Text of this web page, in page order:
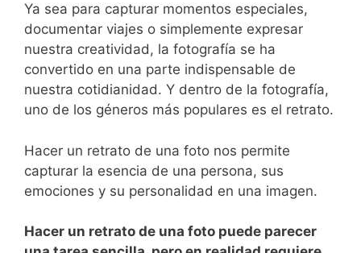
Ya sea para capturar momentos especiales,
documentar viajes o simplemente expresar
nuestra creatividad, la ⁤fotografía se ha
convertido en una parte‍ indispensable de‍
nuestra cotidianidad. Y dentro de la fotografía,
uno de los géneros más populares es el retrato.
Hacer un retrato de una⁤ foto ​nos permite
capturar la esencia de‌ una persona, sus
emociones​ y su personalidad en una imagen.
Hacer un retrato de una foto puede parecer